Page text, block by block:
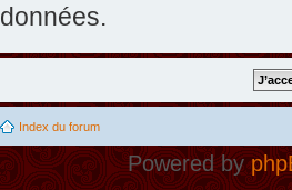
données.
Index du forum
Powered by